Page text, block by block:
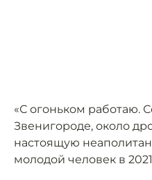
«С огоньком работаю.
Звенигороде, около
настоящую
молодой человек в